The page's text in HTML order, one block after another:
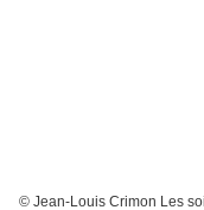
© Jean-Louis Crimon Les